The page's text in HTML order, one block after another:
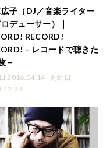
子（DJ／音楽ライター
デューサー）｜
RECORD!
– レコードで聴きた
–
2016.04.14 更新日